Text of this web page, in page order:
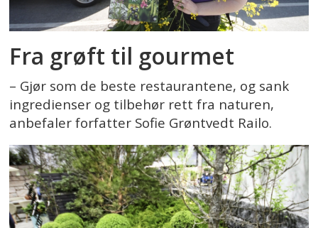
Fra grøft til gourmet
– Gjør som de beste restaurantene, og sank
ingredienser og tilbehør rett fra naturen,
anbefaler forfatter Sofie Grøntvedt Railo.